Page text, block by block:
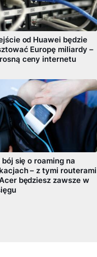
od Huawei będzie
Europę miliardy –
ceny internetu
bój się o roaming na
– z tymi routerami
będziesz zawsze w